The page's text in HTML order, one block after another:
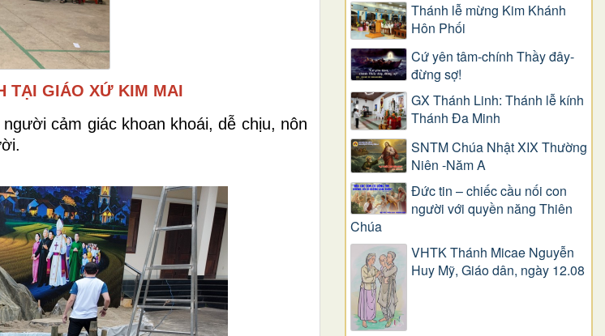
TẠI GIÁO XỨ KIM MAI
cảm giác khoan khoái, dễ chịu, nôn
Thánh lễ mừng Kim Khánh
Hôn Phối
Cứ yên tâm-chính Thầy đây-
đừng sợ!
GX Thánh Linh: Thánh lễ kính
Thánh Đa Minh
SNTM Chúa Nhật XIX Thường
Niên -Năm A
Đức tin – chiếc cầu nối con
người với quyền năng Thiên
Chúa
VHTK Thánh Micae Nguyễn
Huy Mỹ, Giáo dân, ngày 12.08